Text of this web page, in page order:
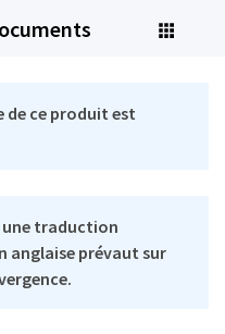
de ce produit est
une traduction
anglaise prévaut sur